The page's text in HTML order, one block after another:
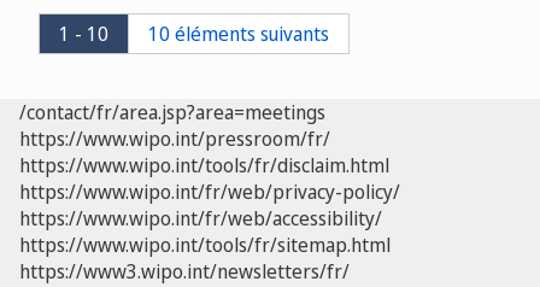
1 - 10 10 éléments suivants
/contact/fr/area.jsp?area=meetings
https://www.wipo.int/pressroom/fr/
https://www.wipo.int/tools/fr/disclaim.html
https://www.wipo.int/fr/web/privacy-policy/
https://www.wipo.int/fr/web/accessibility/
https://www.wipo.int/tools/fr/sitemap.html
https://www3.wipo.int/newsletters/fr/